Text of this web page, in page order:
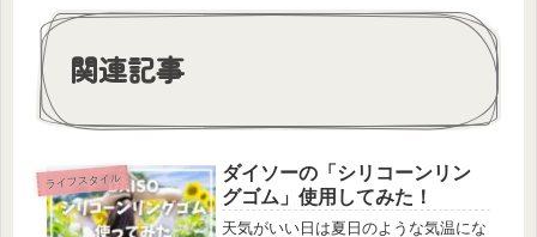
関連記事
ライフスタイル
ダイソーの「シリコーンリン
グゴム」使用してみた！
天気がいい日は夏日のような気温にな